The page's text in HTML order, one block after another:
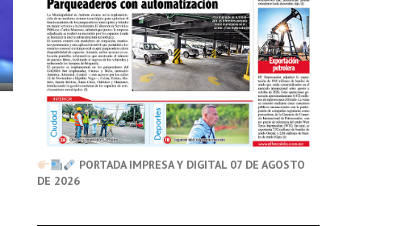
PORTADA IMPRESA Y DIGITAL 07 DE AGOSTO
DE 2026